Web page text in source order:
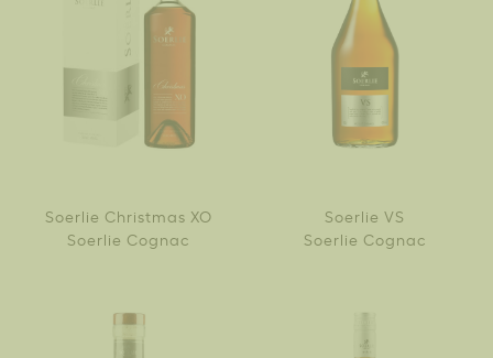
Soerlie Christmas XO
Soerlie Cognac
Soerlie VS
Soerlie Cognac